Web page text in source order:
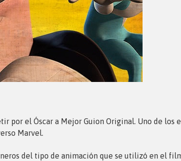
por el Óscar a Mejor Guion Original. Uno de los
Marvel.
del tipo de animación que se utilizó en el